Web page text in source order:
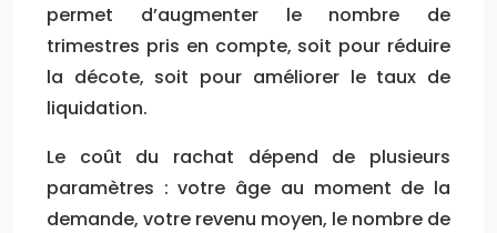
permet d’augmenter le nombre de
trimestres pris en compte, soit pour réduire
la décote, soit pour améliorer le taux de
liquidation.
Le coût du rachat dépend de plusieurs
paramètres : votre âge au moment de la
demande, votre revenu moyen, le nombre de